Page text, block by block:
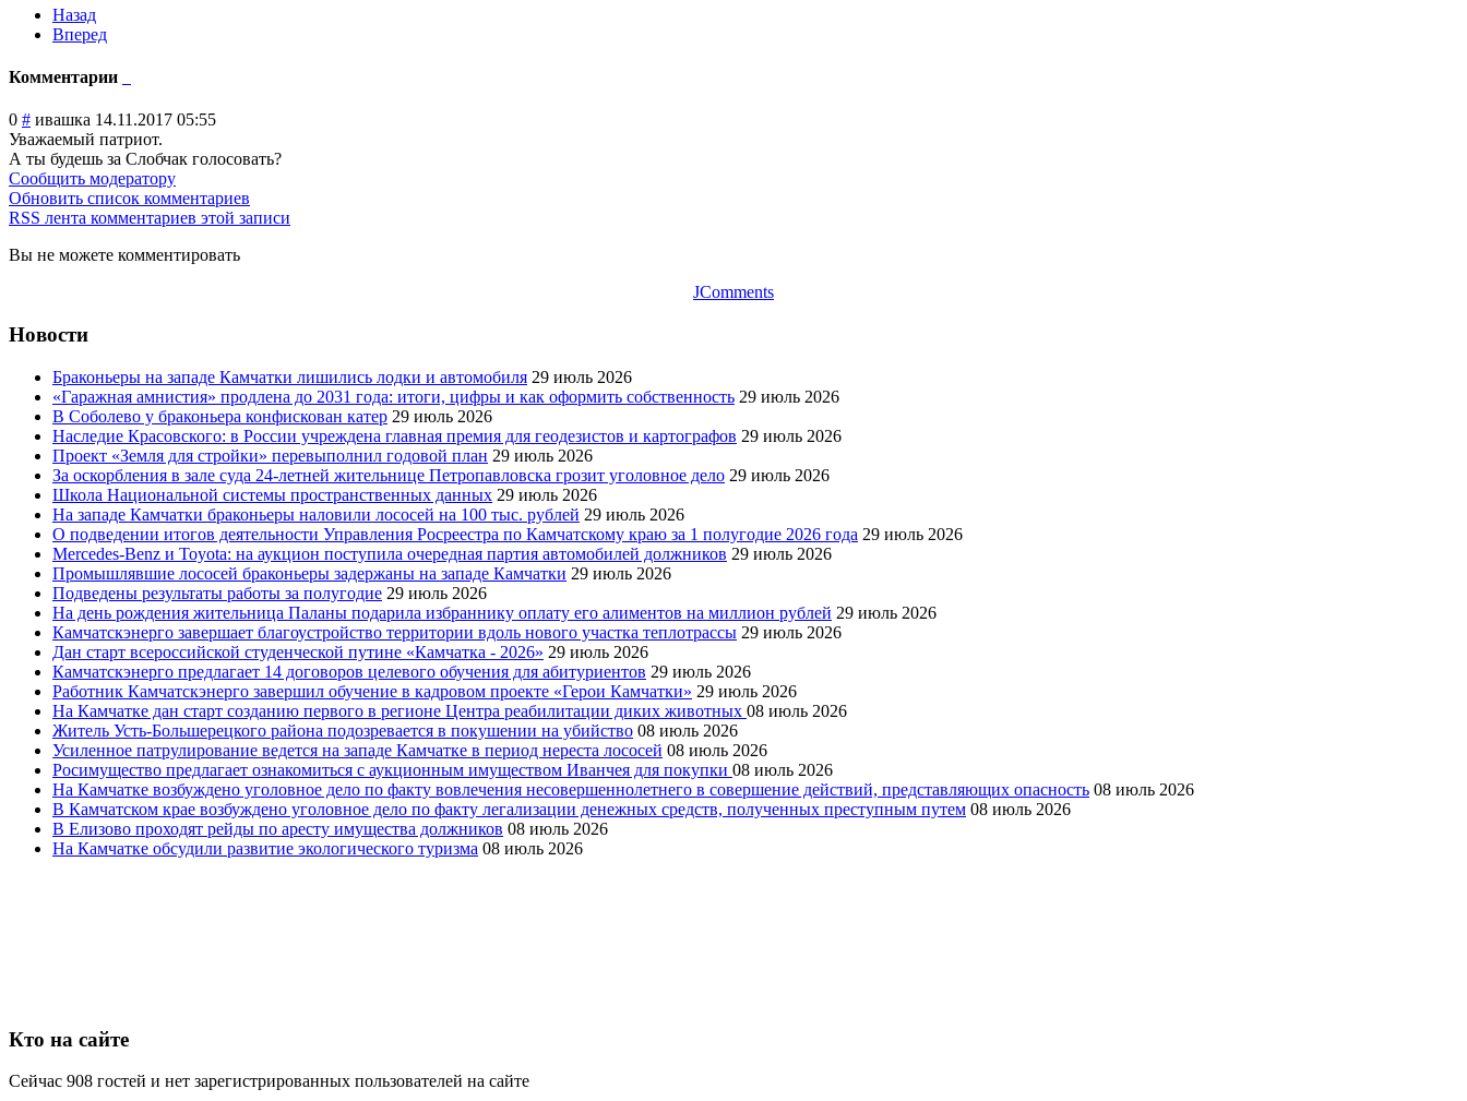
Назад
Вперед
Комментарии
0 # ивашка 14.11.2017 05:55
Уважаемый патриот.
А ты будешь за Слобчак голосовать?
Сообщить модератору
Обновить список комментариев
RSS лента комментариев этой записи
Вы не можете комментировать
JComments
Новости
Браконьеры на западе Камчатки лишились лодки и автомобиля 29 июль 2026
«Гаражная амнистия» продлена до 2031 года: итоги, цифры и как оформить собственность 29 июль 2026
В Соболево у браконьера конфискован катер 29 июль 2026
Наследие Красовского: в России учреждена главная премия для геодезистов и картографов 29 июль 2026
Проект «Земля для стройки» перевыполнил годовой план 29 июль 2026
За оскорбления в зале суда 24-летней жительнице Петропавловска грозит уголовное дело 29 июль 2026
Школа Национальной системы пространственных данных 29 июль 2026
На западе Камчатки браконьеры наловили лососей на 100 тыс. рублей 29 июль 2026
О подведении итогов деятельности Управления Росреестра по Камчатскому краю за 1 полугодие 2026 года 29 июль 2026
Mercedes-Benz и Toyota: на аукцион поступила очередная партия автомобилей должников 29 июль 2026
Промышлявшие лососей браконьеры задержаны на западе Камчатки 29 июль 2026
Подведены результаты работы за полугодие 29 июль 2026
На день рождения жительница Паланы подарила избраннику оплату его алиментов на миллион рублей 29 июль 2026
Камчатскэнерго завершает благоустройство территории вдоль нового участка теплотрассы 29 июль 2026
Дан старт всероссийской студенческой путине «Камчатка - 2026» 29 июль 2026
Камчатскэнерго предлагает 14 договоров целевого обучения для абитуриентов 29 июль 2026
Работник Камчатскэнерго завершил обучение в кадровом проекте «Герои Камчатки» 29 июль 2026
На Камчатке дан старт созданию первого в регионе Центра реабилитации диких животных 08 июль 2026
Житель Усть-Большерецкого района подозревается в покушении на убийство 08 июль 2026
Усиленное патрулирование ведется на западе Камчатке в период нереста лососей 08 июль 2026
Росимущество предлагает ознакомиться с аукционным имуществом Иванчея для покупки 08 июль 2026
На Камчатке возбуждено уголовное дело по факту вовлечения несовершеннолетнего в совершение действий, представляющих опасность 08 июль 2026
В Камчатском крае возбуждено уголовное дело по факту легализации денежных средств, полученных преступным путем 08 июль 2026
В Елизово проходят рейды по аресту имущества должников 08 июль 2026
На Камчатке обсудили развитие экологического туризма 08 июль 2026
Кто на сайте
Сейчас 908 гостей и нет зарегистрированных пользователей на сайте